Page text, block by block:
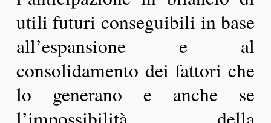
utili futuri conseguibili in base
all’espansione e al
consolidamento dei fattori che
lo generano e anche se